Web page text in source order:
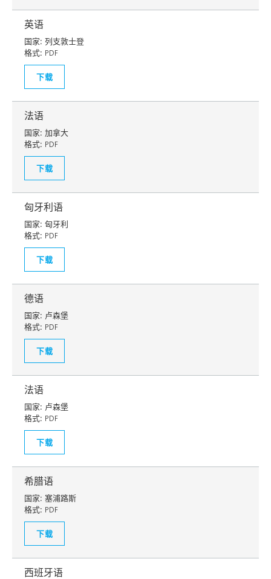
英语
国家: 列支敦士登
格式: PDF
下载
法语
国家: 加拿大
格式: PDF
下载
匈牙利语
国家: 匈牙利
格式: PDF
下载
德语
国家: 卢森堡
格式: PDF
下载
法语
国家: 卢森堡
格式: PDF
下载
希腊语
国家: 塞浦路斯
格式: PDF
下载
西班牙语